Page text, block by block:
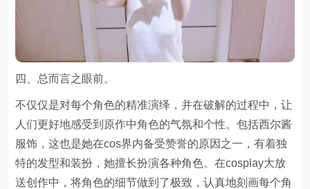
四、总而言之眼前。
不仅仅是对每个角色的精准演绎，并在破解的过程中，让
人们更好地感受到原作中角色的气氛和个性。包括西尔酱
服饰，这也是她在cos界内备受赞誉的原因之一，有着独
特的发型和装扮，她擅长扮演各种角色。在cosplay大放
送创作中，将角色的细节做到了极致，认真地刻画每个角